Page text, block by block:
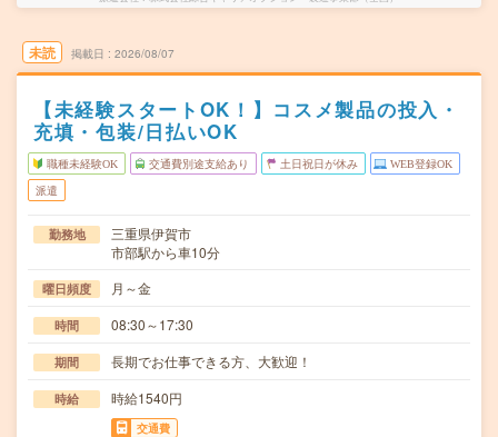
未読 掲載日 2026/08/07
【未経験スタートOK！】コスメ製品の投入・
充填・包装/日払いOK
職種未経験OK 交通費別途支給あり 土日祝日が休み WEB登録OK
派遣
勤務地
三重県伊賀市
市部駅から車10分
曜日頻度 月～金
時間 08:30～17:30
期間 長期でお仕事できる方、大歓迎！
時給 時給1540円
交通費